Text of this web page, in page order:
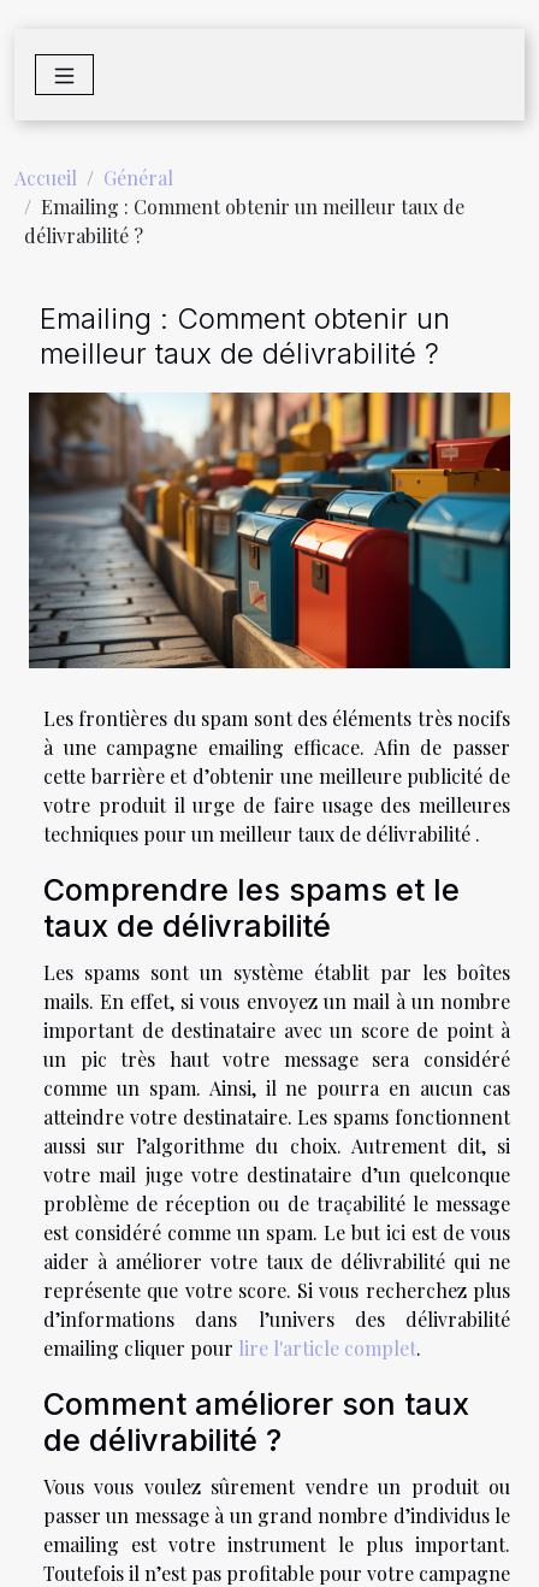
Accueil
Général
Emailing : Comment obtenir un meilleur taux de
délivrabilité ?
Emailing : Comment obtenir un
meilleur taux de délivrabilité ?
Les frontières du spam sont des éléments très nocifs
à une campagne emailing efficace. Afin de passer
cette barrière et d’obtenir une meilleure publicité de
votre produit il urge de faire usage des meilleures
techniques pour un meilleur taux de délivrabilité .
Comprendre les spams et le
taux de délivrabilité
Les spams sont un système établit par les boîtes
mails. En effet, si vous envoyez un mail à un nombre
important de destinataire avec un score de point à
un pic très haut votre message sera considéré
comme un spam. Ainsi, il ne pourra en aucun cas
atteindre votre destinataire. Les spams fonctionnent
aussi sur l’algorithme du choix. Autrement dit, si
votre mail juge votre destinataire d’un quelconque
problème de réception ou de traçabilité le message
est considéré comme un spam. Le but ici est de vous
aider à améliorer votre taux de délivrabilité qui ne
représente que votre score. Si vous recherchez plus
d’informations dans l’univers des délivrabilité
emailing cliquer pour lire l'article complet.
Comment améliorer son taux
de délivrabilité ?
Vous vous voulez sûrement vendre un produit ou
passer un message à un grand nombre d’individus le
emailing est votre instrument le plus important.
Toutefois il n’est pas profitable pour votre campagne